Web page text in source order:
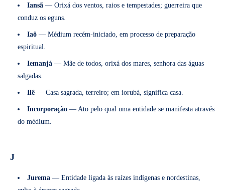
Iansã — Orixá dos ventos, raios e tempestades; guerreira que
conduz os eguns.
Iaô — Médium recém-iniciado, em processo de preparação
espiritual.
Iemanjá — Mãe de todos, orixá dos mares, senhora das águas
salgadas.
Ilê — Casa sagrada, terreiro; em iorubá, significa casa.
Incorporação — Ato pelo qual uma entidade se manifesta através
do médium.
J
Jurema — Entidade ligada às raízes indígenas e nordestinas,